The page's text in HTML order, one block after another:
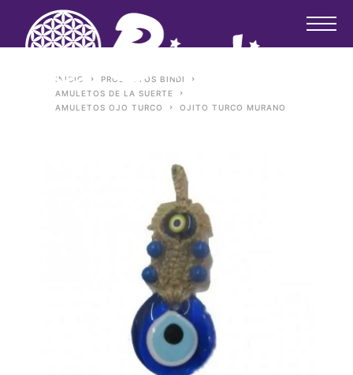
INICIO
PRODUCTOS BINDI
AMULETOS DE LA SUERTE
AMULETOS OJO TURCO
OJITO TURCO MURANO